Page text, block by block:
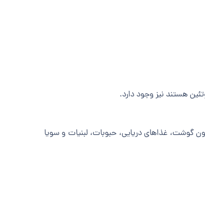
هستند نیز وجود دارد.
گوشت، غذاهای دریایی، حبوبات، لبنیات و سویا